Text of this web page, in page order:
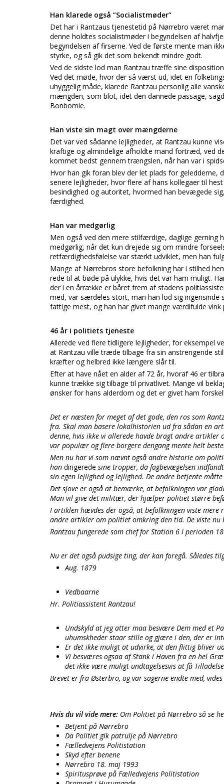
Han klarede også ”Socialistmøder”
Det har i Rantzaus tjenestetid på Nørrebro været
denne holdtes socialistmøder i begyndelsen af
begyndelsen af firserne. Ved de første mente man
styrke, og så gik det som bekendt mindre godt.
Ved de sidste lod man Rantzau træffe sine
Ved det møde, hvor der så værst ud, idet en
uhyggelig måde, klarede Rantzau personlig alle
mængden, som blot, idet den dannede passage,
Bonbomie.
Han viste sin magt over mængderne
Det var ved sådanne lejligheder, at Rantzau kunne
kraftige og almindelige afholdte mand fortræd, ved
kommet bedst gennem trængslen, når han var i
Hvor han gik foran blev der let plads for
senere lejligheder, hvor flere af hans kollegaer til
besindighed og autoritet, hvormed han bevægede
færdighed.
Han var medgørlig
Men også ved den mere stilfærdige, daglige gerning
medgørlig, når det kun drejede sig om mindre
retfærdighedsfølelse var stærkt udviklet, men han
Mange af Nørrebros store befolkning har i stilhed
rede til at bøde på ulykke, hvis det var ham muligt.
der i en årrække er båret frem af stadens
med, var særdeles stort, man han lod sig
fattige mest, og han har givet mange værdifulde
46 år i politiets tjeneste
Allerede ved flere tidligere lejligheder, for eksempel
at Rantzau ville træde tilbage fra sin anstrengende
kræfter og helbred ikke længere slår til.
Efter at have nået en alder af 72 år, hvoraf 46 er
kunne trække sig tilbage til privatlivet. Mange vil
ønsker for hans alderdom og det er givet ham
Det er næsten for meget af det gode, den ros som
fra. Skal man basere lokalhistorien ud fra sådan en
denne, hvis ikke vi allerede havde bragt andre
var populær og flere borgere dengang mente helt
Men nu har vi som nævnt også andre historie om
han dirigerede sine tropper, da fagbevægelsen
sin egen lejlighed og lejlighed. De andre betjente
Det sjove er også at bemærke, at befolkningen var
Man vil give det militær, der hjælper politiet større
I artiklen hævdes der også, at befolkningen viste
andre artikler om politiet omkring den tid. De viste nu
Rantzau fungerede som chef for Station 6 i perioden
Nu er det også pudsige ting, der kan foregå. Således
Aug. 1879
Vedbaarne
Hr. Politiassistent Rantzau!
Undskyld at jeg atter maa besvære Dem med et
uhumskheder staar stille og gjære i den, der er
Er det ikke muligt at udvirke, at den flittig bliver
Vi besværes ogsaa af Stank i Haven fra en hel
det ikke være muligt undtagelsesvis at få
Brevet er fra Østerbro, og var sagerne endte med,
Hvis du vil vide mere: Om Politiet på Nørrebro så se
Betjent på Nørrebro
Da Politiet gik patrulje på Nørrebro
Fælledvejens Politistation
Skyd efter benene
Nørrebro 18. maj 1993
Spiritusprøve på Fælledvejens Politistation